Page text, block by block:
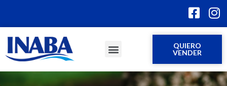
QUIERO
VENDER